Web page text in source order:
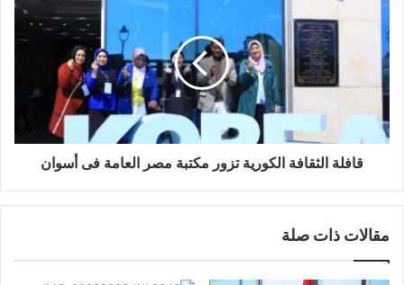
قافلة الثقافة الكورية تزور مكتبة مصر العامة فى أسوان
مقالات ذات صلة